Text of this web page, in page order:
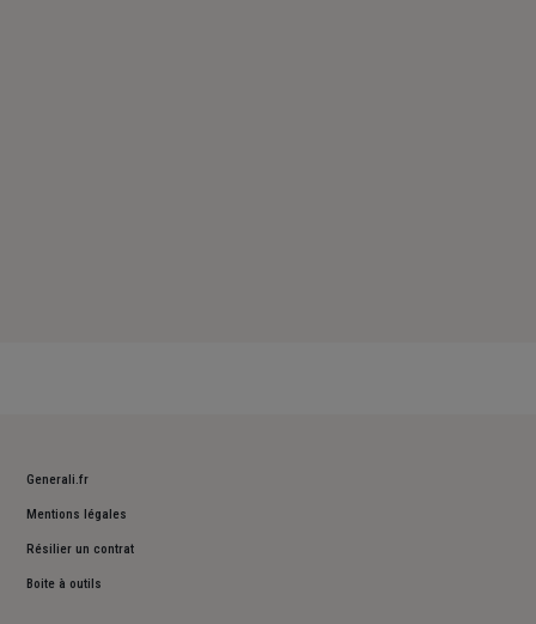
Generali.fr
Mentions légales
Résilier un contrat
Boite à outils